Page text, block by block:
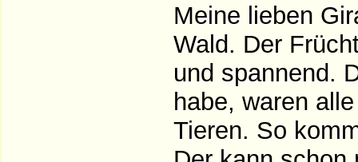
Meine lieben
Wald. Der
und spannend.
habe, waren
Tieren. So